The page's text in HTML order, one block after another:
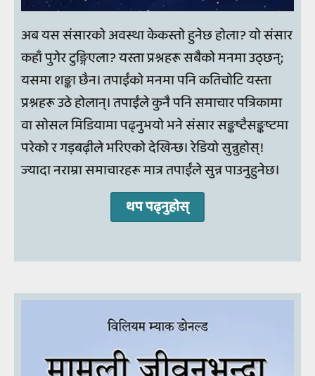
अब यस संसारको अवस्था केकस्तो हुनेछ होला? यो संसार
कहाँ पुगेर टुङ्गिएला? यस्ता प्रश्नहरू सबैको मनमा उठ्छन्;
यसमा शङ्का छैन। तपाईंको मनमा पनि कतिचोटि यस्ता
प्रश्नहरू उठे होलान्। तपाईंले कुनै पनि समाचार पत्रिकामा
वा सोसल मिडियामा पढ्नुभयो भने संसार सङ्कष्टैसङ्कष्टमा
परेको र गड़बढ़ीले भरिएको देखिन्छ। रेडियो सुन्नुहोस्!
ज्यादा नराम्रा समाचारहरू मात्र तपाईंले सुन्न पाउनुहुनेछ।
थप पढ्‍नुहोस्‌